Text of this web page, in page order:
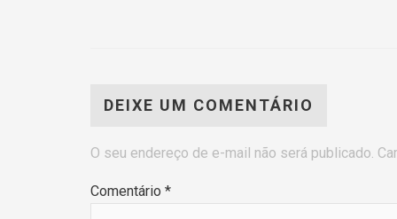
DEIXE UM COMENTÁRIO
O seu endereço de e-mail não será publicado.
Comentário *